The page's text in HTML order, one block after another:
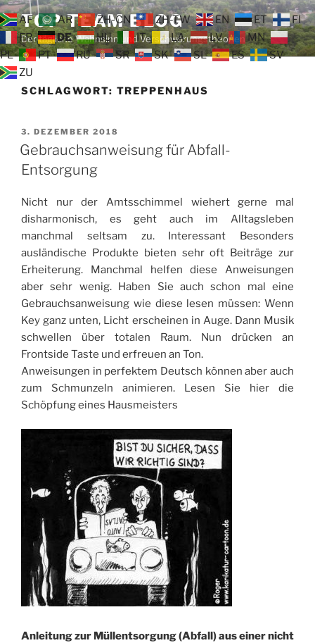
Zum
Inhalt
springen
TOP TEAM BLOG
Der tägliche Wahnsinn und Verschwörungstheorien
SCHLAGWORT: TREPPENHAUS
VERÖFFENTLICHT
AM
3. DEZEMBER 2018
Gebrauchsanweisung für Abfall-
Entsorgung
Nicht nur der Amtsschimmel wiehert gerne mal
disharmonisch, es geht auch im Alltagsleben
manchmal seltsam zu. Interessant Besonders
ausländische Produkte bieten sehr oft Beiträge zur
Erheiterung. Manchmal helfen diese Anweisungen
aber sehr wenig. Haben Sie auch schon mal eine
Gebrauchsanweisung wie diese lesen müssen: Wenn
Key ganz unten, Licht erscheinen in Auge. Dann Musik
schwellen über totalen Raum. Nun drücken an
Frontside Taste und erfreuen an Ton.
Anweisungen in perfektem Deutsch können aber auch
zum Schmunzeln animieren. Lesen Sie hier die
Schöpfung eines Hausmeisters
Anleitung zur Müllentsorgung (Abfall) aus einer nicht
AF AR ZH-CN ZH-TW EN ET
FI
FR
DE HU IT LA LV
MN
PL
PT RU SR SK SL ES
SV
ZU